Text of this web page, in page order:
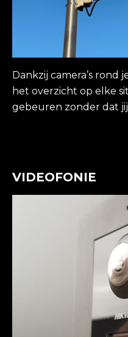
Dankzij camera’s rond
het overzicht op elke
gebeuren zonder dat
VIDEOFONIE